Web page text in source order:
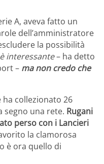
A, aveva fatto un
dell’amministratore
la possibilità
interessante– ha detto
– ma non credo che
ha collezionato 26
segno una rete. Rugani
perso con i Lancieri
la clamorosa
è ora quello di